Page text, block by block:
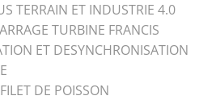
TERRAIN ET INDUSTRIE 4.0
TURBINE FRANCIS
ET DESYNCHRONISATION
DE POISSON